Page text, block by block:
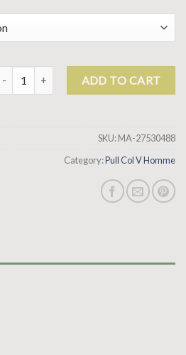
pull col v homme quantityADD TO CART
SKU:MA-27530488
Category:Pull Col V Homme